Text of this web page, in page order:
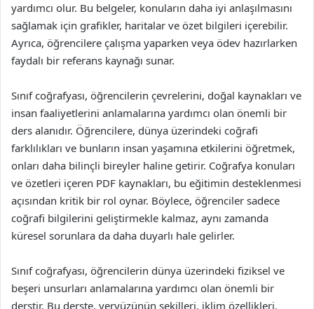
yardımcı olur. Bu belgeler, konuların daha iyi anlaşılmasını
sağlamak için grafikler, haritalar ve özet bilgileri içerebilir.
Ayrıca, öğrencilere çalışma yaparken veya ödev hazırlarken
faydalı bir referans kaynağı sunar.
Sınıf coğrafyası, öğrencilerin çevrelerini, doğal kaynakları ve
insan faaliyetlerini anlamalarına yardımcı olan önemli bir
ders alanıdır. Öğrencilere, dünya üzerindeki coğrafi
farklılıkları ve bunların insan yaşamına etkilerini öğretmek,
onları daha bilinçli bireyler haline getirir. Coğrafya konuları
ve özetleri içeren PDF kaynakları, bu eğitimin desteklenmesi
açısından kritik bir rol oynar. Böylece, öğrenciler sadece
coğrafi bilgilerini geliştirmekle kalmaz, aynı zamanda
küresel sorunlara da daha duyarlı hale gelirler.
Sınıf coğrafyası, öğrencilerin dünya üzerindeki fiziksel ve
beşeri unsurları anlamalarına yardımcı olan önemli bir
derstir. Bu derste, yeryüzünün şekilleri, iklim özellikleri,